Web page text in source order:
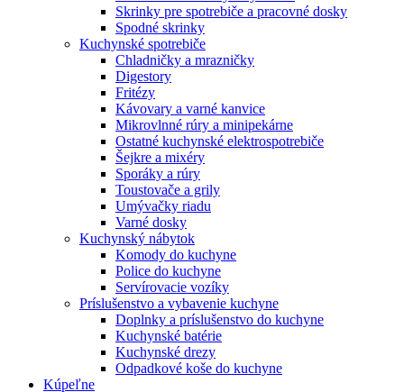
Skrinky pre spotrebiče a pracovné dosky
Spodné skrinky
Kuchynské spotrebiče
Chladničky a mrazničky
Digestory
Fritézy
Kávovary a varné kanvice
Mikrovlnné rúry a minipekárne
Ostatné kuchynské elektrospotrebiče
Šejkre a mixéry
Sporáky a rúry
Toustovače a grily
Umývačky riadu
Varné dosky
Kuchynský nábytok
Komody do kuchyne
Police do kuchyne
Servírovacie vozíky
Príslušenstvo a vybavenie kuchyne
Doplnky a príslušenstvo do kuchyne
Kuchynské batérie
Kuchynské drezy
Odpadkové koše do kuchyne
Kúpeľne